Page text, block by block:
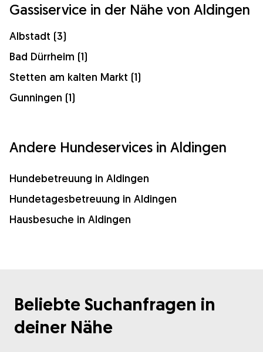
Gassiservice in der Nähe von Aldingen
Albstadt (3)
Bad Dürrheim (1)
Stetten am kalten Markt (1)
Gunningen (1)
Andere Hundeservices in Aldingen
Hundebetreuung in Aldingen
Hundetagesbetreuung in Aldingen
Hausbesuche in Aldingen
Beliebte Suchanfragen in
deiner Nähe